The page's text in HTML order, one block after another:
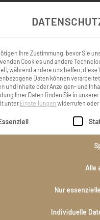
Menschen loslassen
Erfahrung ! Wir
Familie viel Kraft für die
, Gerlinde wird bei dir
sein
Mensch hat die Bühne
fehlen, liebe Gerlinde.
mit Euch. Hans und
Ihre Zustimmung, bevor Sie
Cookies und andere
während andere uns helfen,
Daten können
und Inhalte oder Anzeigen- und
Ihrer Daten finden Sie in unserer
unter Einstellungen widerrufen oder
eine Liste der Service-
Alle
Nur
Individuelle